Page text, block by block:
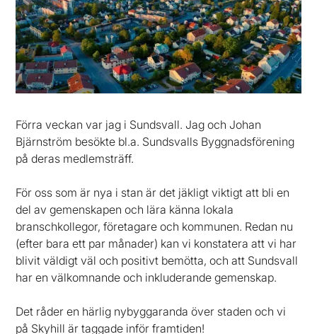
Förra veckan var jag i Sundsvall. Jag och Johan
Bjärnström besökte bl.a. Sundsvalls Byggnadsförening
på deras medlemsträff.
För oss som är nya i stan är det jäkligt viktigt att bli en
del av gemenskapen och lära känna lokala
branschkollegor, företagare och kommunen. Redan nu
(efter bara ett par månader) kan vi konstatera att vi har
blivit väldigt väl och positivt bemötta, och att Sundsvall
har en välkomnande och inkluderande gemenskap.
Det råder en härlig nybyggaranda över staden och vi
på Skyhill är taggade inför framtiden!